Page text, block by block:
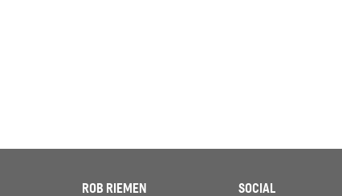
ROB RIEMEN SOCIAL